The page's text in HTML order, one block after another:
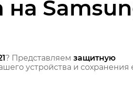
? Представляем защитную
устройства и сохранения